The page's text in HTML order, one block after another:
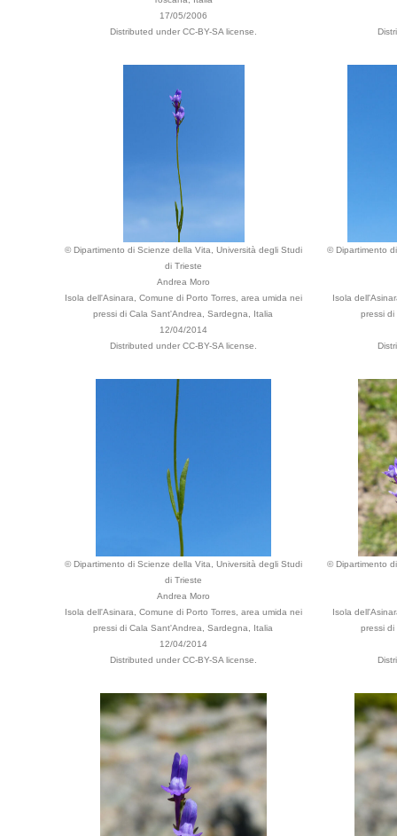
17/05/2006
Distributed under CC-BY-SA license.
© Dipartimento di Scienze della Vita, Università degli Studi
di Trieste
Andrea Moro
Isola dell'Asinara, Comune di Porto Torres, area umida nei
pressi di Cala Sant'Andrea, Sardegna, Italia
12/04/2014
Distributed under CC-BY-SA license.
© Dipartimento
Isola
pressi
© Dipartimento di Scienze della Vita, Università degli Studi
di Trieste
Andrea Moro
Isola dell'Asinara, Comune di Porto Torres, area umida nei
pressi di Cala Sant'Andrea, Sardegna, Italia
12/04/2014
Distributed under CC-BY-SA license.
© Dipartimento
Isola
pressi